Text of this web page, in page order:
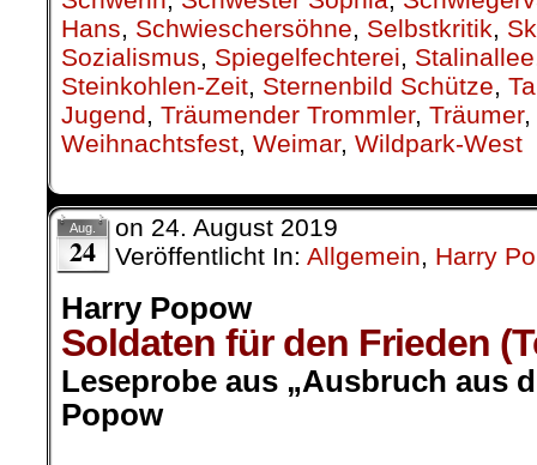
Hans, Schwieschersöhne, Selbstkritik,
Sozialismus, Spiegelfechterei, Stalinallee
Steinkohlen-Zeit, Sternenbild Schütze,
Jugend, Träumender Trommler, Träumer,
Weihnachtsfest, Weimar, Wildpark-West
Aug.
24
on 24. August 2019
Veröffentlicht In: Allgemein, Harry
Harry Popow
Soldaten für den Frieden
Leseprobe aus „Ausbruch aus
Popow